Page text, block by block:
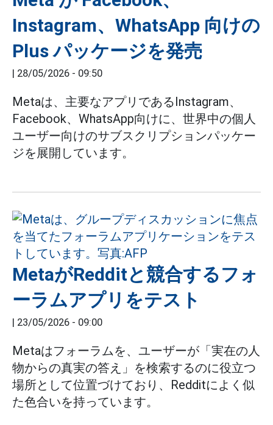
Instagram、WhatsApp 向けの
Plus パッケージを発売
| 28/05/2026 - 09:50
Metaは、主要なアプリであるInstagram、
Facebook、WhatsApp向けに、世界中の個人
ユーザー向けのサブスクリプションパッケー
ジを展開しています。
MetaがRedditと競合するフォ
ーラムアプリをテスト
| 23/05/2026 - 09:00
Metaはフォーラムを、ユーザーが「実在の人
物からの真実の答え」を検索するのに役立つ
場所として位置づけており、Redditによく似
た色合いを持っています。